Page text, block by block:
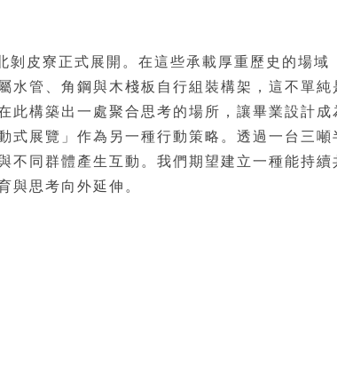
皮寮正式展開。在這些承載厚重歷史的場域
水管、角鋼與木棧板自行組裝構架，這不單純
此構築出一處聚合思考的場所，讓畢業設計成
式展覽」作為另一種行動策略。透過一台三噸
不同群體產生互動。我們期望建立一種能持續
思考向外延伸。